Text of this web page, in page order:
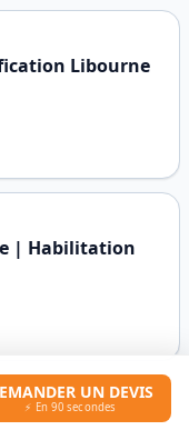
Libourne
| Habilitation
UN DEVIS
⚡ En 90 secondes